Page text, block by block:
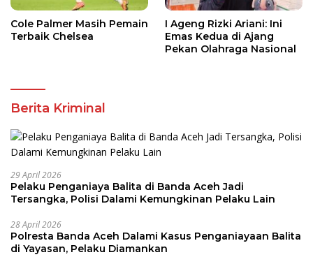
Cole Palmer Masih Pemain
Terbaik Chelsea
I Ageng Rizki Ariani: Ini
Emas Kedua di Ajang
Pekan Olahraga Nasional
Berita Kriminal
29 April 2026
Pelaku Penganiaya Balita di Banda Aceh Jadi
Tersangka, Polisi Dalami Kemungkinan Pelaku Lain
28 April 2026
Polresta Banda Aceh Dalami Kasus Penganiayaan Balita
di Yayasan, Pelaku Diamankan